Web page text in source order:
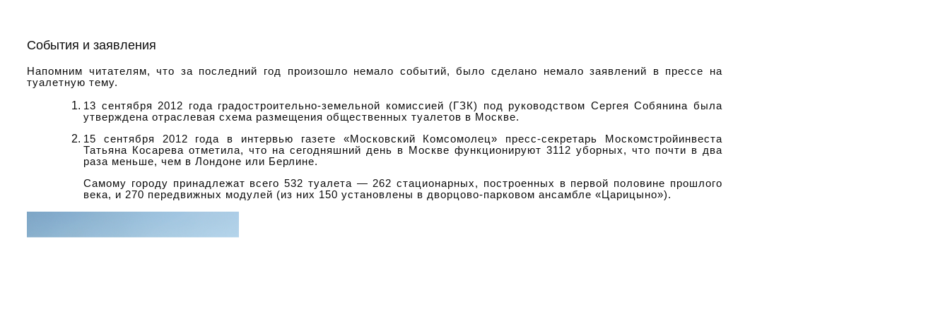
События и заявления
Напомним читателям, что за последний год произошло немало событий, было сделано немало заявлений в прессе на
туалетную тему.
13 сентября 2012 года градостроительно-земельной комиссией (ГЗК) под руководством Сергея Собянина была
утверждена отраслевая схема размещения общественных туалетов в Москве.
15 сентября 2012 года в интервью газете «Московский Комсомолец» пресс-секретарь Москомстройинвеста
Татьяна Косарева отметила, что на сегодняшний день в Москве функционируют 3112 уборных, что почти в два
раза меньше, чем в Лондоне или Берлине.
Самому городу принадлежат всего 532 туалета — 262 стационарных, построенных в первой половине прошлого
века, и 270 передвижных модулей (из них 150 установлены в дворцово-парковом ансамбле «Царицыно»).